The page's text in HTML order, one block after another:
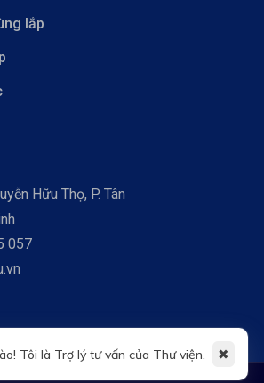
lắp
Hữu Thọ, P. Tân
057
Tôi là Trợ lý tư vấn của Thư viện. ✖